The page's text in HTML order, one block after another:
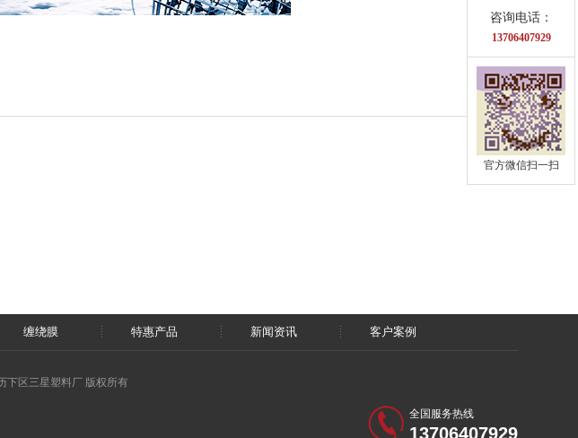
缠绕膜 特惠产品 新闻资讯 客户案例
下区三星塑料厂 版权所有
全国服务热线
13706407929
咨询电话：
13706407929
官方微信扫一扫